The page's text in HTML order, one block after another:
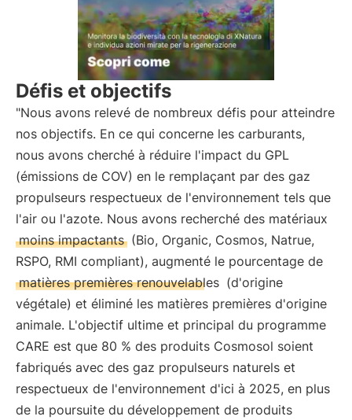
Défis et objectifs
"Nous avons relevé de nombreux défis pour atteindre
nos objectifs. En ce qui concerne les carburants,
nous avons cherché à réduire l'impact du GPL
(émissions de COV) en le remplaçant par des gaz
propulseurs respectueux de l'environnement tels que
l'air ou l'azote. Nous avons recherché des matériaux
moins impactants (Bio, Organic, Cosmos, Natrue,
RSPO, RMI compliant), augmenté le pourcentage de
matières premières renouvelables (d'origine
végétale) et éliminé les matières premières d'origine
animale. L'objectif ultime et principal du programme
CARE est que 80 % des produits Cosmosol soient
fabriqués avec des gaz propulseurs naturels et
respectueux de l'environnement d'ici à 2025, en plus
de la poursuite du développement de produits